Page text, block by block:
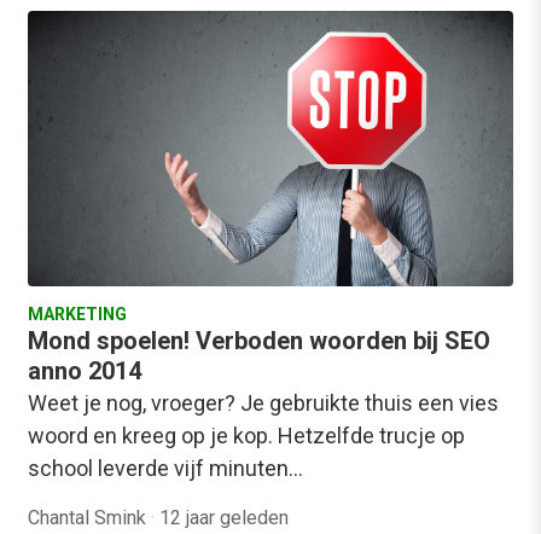
MARKETING
Mond spoelen! Verboden woorden bij SEO
anno 2014
Weet je nog, vroeger? Je gebruikte thuis een vies
woord en kreeg op je kop. Hetzelfde trucje op
school leverde vijf minuten…
Chantal Smink · 12 jaar geleden